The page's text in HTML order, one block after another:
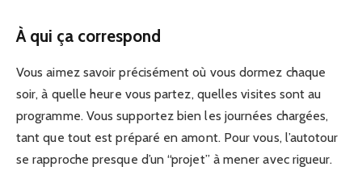
À qui ça correspond
Vous aimez savoir précisément où vous dormez chaque
soir, à quelle heure vous partez, quelles visites sont au
programme. Vous supportez bien les journées chargées,
tant que tout est préparé en amont. Pour vous, l’autotour
se rapproche presque d’un “projet” à mener avec rigueur.